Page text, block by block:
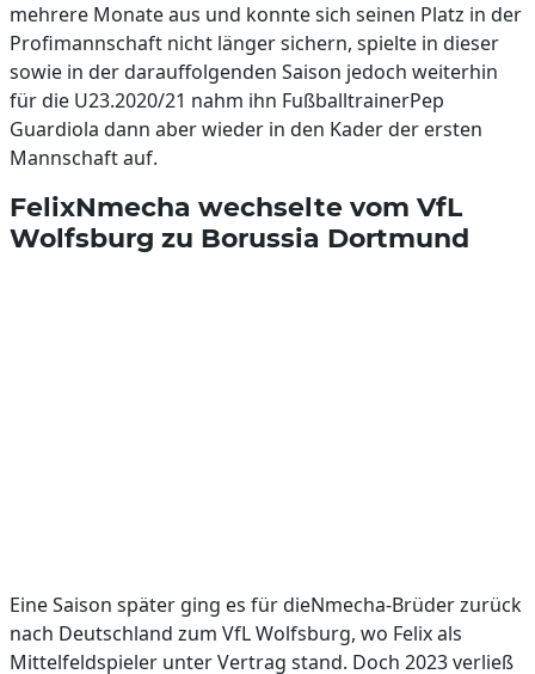
mehrere Monate aus und konnte sich seinen Platz in der
Profimannschaft nicht länger sichern, spielte in dieser
sowie in der darauffolgenden Saison jedoch weiterhin
für die U23.2020/21 nahm ihn FußballtrainerPep
Guardiola dann aber wieder in den Kader der ersten
Mannschaft auf.
FelixNmecha wechselte vom VfL
Wolfsburg zu Borussia Dortmund
Eine Saison später ging es für dieNmecha-Brüder zurück
nach Deutschland zum VfL Wolfsburg, wo Felix als
Mittelfeldspieler unter Vertrag stand. Doch 2023 verließ